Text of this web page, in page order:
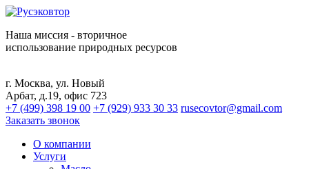
Наша миссия - вторичное
использование природных ресурсов
г. Москва, ул. Новый
Арбат, д.19, офис 723
+7 (499) 398 19 00 +7 (929) 933 30 33 rusecovtor@gmail.com
Заказать звонок
О компании
Услуги